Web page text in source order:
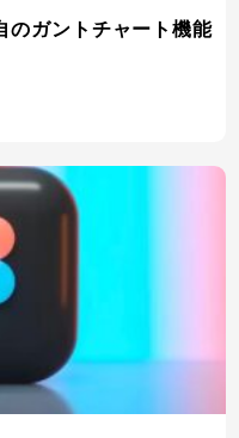
のガントチャート機能